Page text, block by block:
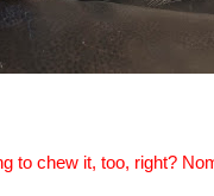
to chew it, too, right?